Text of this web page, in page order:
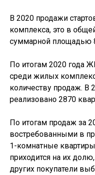
В 2020 продажи
комплекса, это в
суммарной площадью
По итогам 2020 года
среди жилых
количеству продаж. В
реализовано 2870
По итогам продаж за
востребованными в
1-комнатные
приходится на их
других покупатели